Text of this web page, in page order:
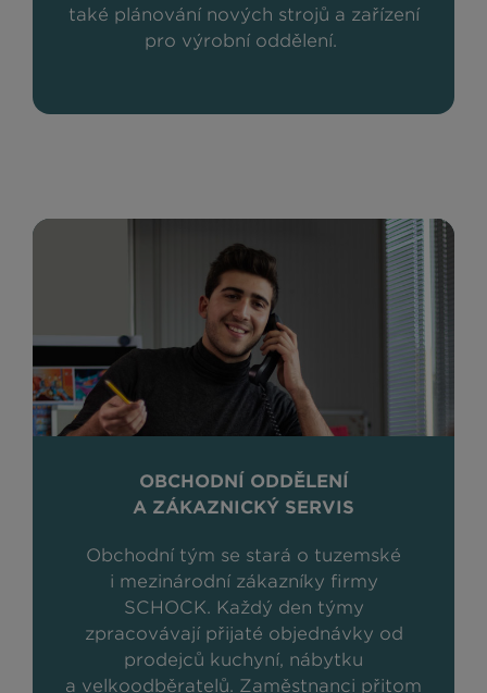
také plánování nových strojů a zařízení
pro výrobní oddělení.
OBCHODNÍ ODDĚLENÍ
A ZÁKAZNICKÝ SERVIS
Obchodní tým se stará o tuzemské
i mezinárodní zákazníky firmy
SCHOCK. Každý den týmy
zpracovávají přijaté objednávky od
prodejců kuchyní, nábytku
a velkoodběratelů. Zaměstnanci přitom